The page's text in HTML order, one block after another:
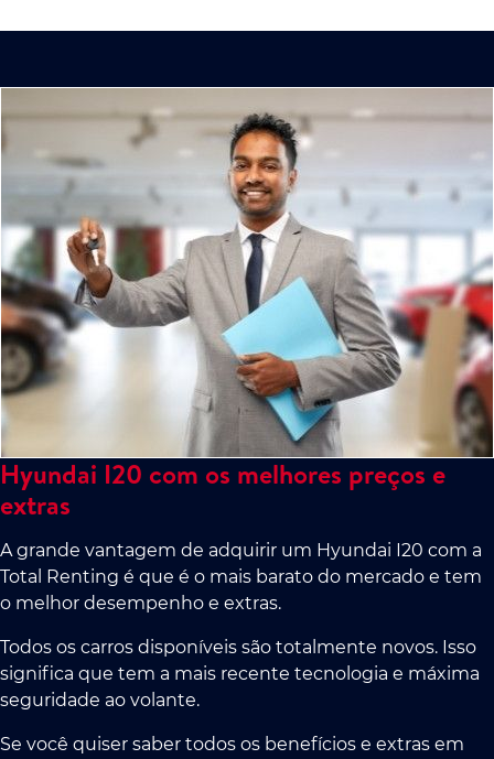
Hyundai I20 com os melhores preços e
extras
A grande vantagem de adquirir um Hyundai I20 com a
Total Renting é que é o mais barato do mercado e tem
o melhor desempenho e extras.
Todos os carros disponíveis são totalmente novos. Isso
significa que tem a mais recente tecnologia e máxima
seguridade ao volante.
Se você quiser saber todos os benefícios e extras em